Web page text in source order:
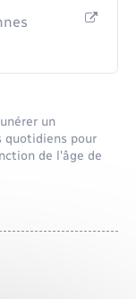
un
quotidiens pour
de l'âge de